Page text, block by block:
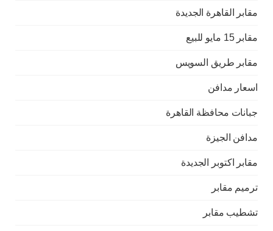
مقابر القاهرة الجديدة
مقابر 15 مايو للبيع
مقابر طريق السويس
اسعار مدافن
جبانات محافظة القاهرة
مدافن الجيزة
مقابر اكتوبر الجديدة
ترميم مقابر
تشطيب مقابر